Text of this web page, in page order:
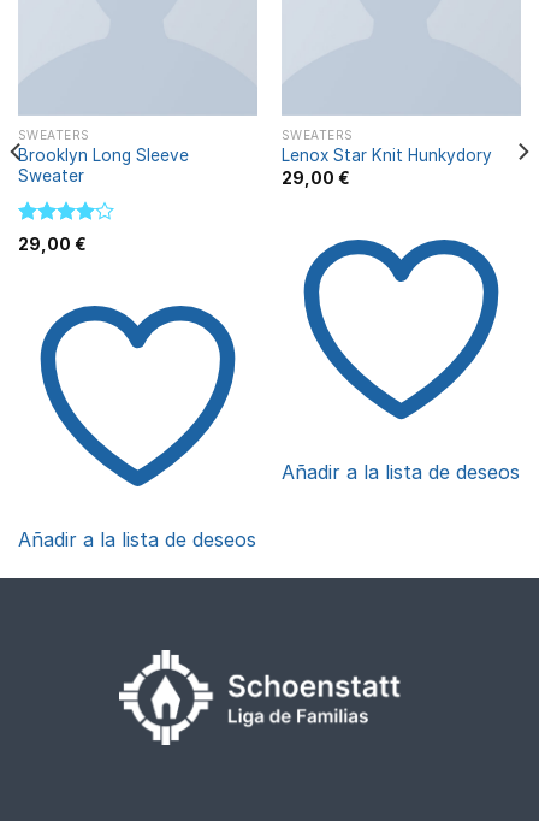
SWEATERS
Brooklyn Long Sleeve
Sweater
Valorado
con
29,00 €
Añadir a la lista de deseos
SWEATERS
Lenox Star Knit Hunkydory
29,00 €
Añadir a la lista de deseos